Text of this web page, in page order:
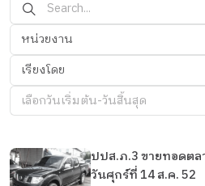
หน่วยงาน
เรียงโดย
เลือกวันเริ่มต้น-วันสิ้นสุด
ปปส.ภ.3 ขายทอดตล
วันศุกร์ที่ 14 ส.ค. 52